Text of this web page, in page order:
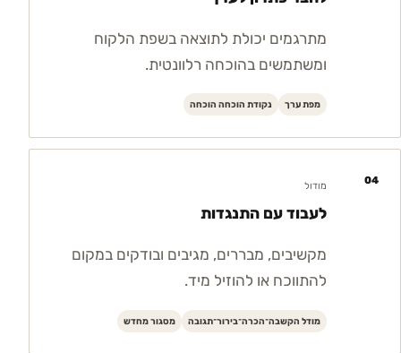
מתרגמים יכולת לתוצאה בשפת הלקוח
ומשתמשים בהוכחה רלוונטית.
מפת ערך נקודת הוכחה הוכחה
04 מודול
לעבוד עם התנגדות
מקשיבים, מבררים, מגיבים ובודקים במקום
להתווכח או להוזיל מיד.
מודל הקשבה־הכרה־בירור־תגובה מסגור מחדש